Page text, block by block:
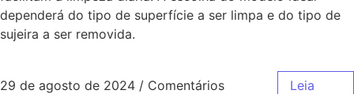
dependerá do tipo de superfície a ser limpa e do tipo de
sujeira a ser removida.
29 de agosto de 2024 / Comentários
Leia